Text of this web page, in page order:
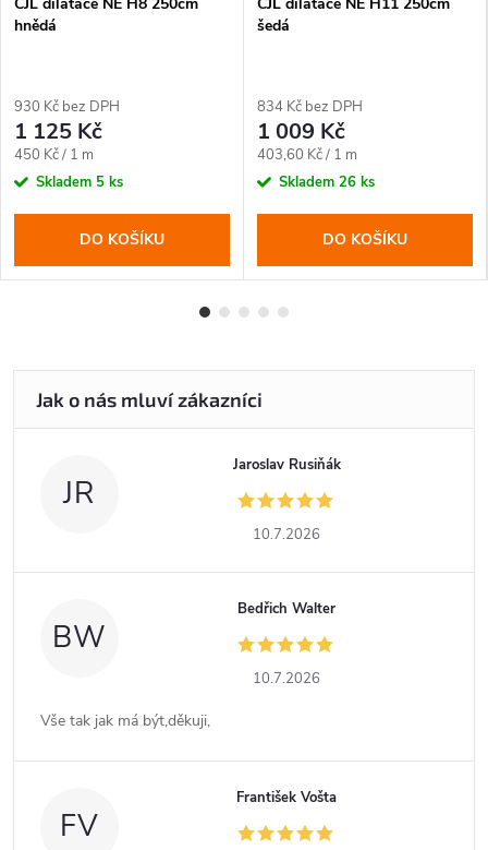
hnědá
930 Kč bez DPH
1 125 Kč
Měrná
cena:
450 Kč / 1 m
Skladem 5 ks
DO KOŠÍKU
šedá
834 Kč bez DPH
1 009 Kč
Měrná
cena:
403,60 Kč / 1 m
Skladem 26 ks
DO KOŠÍKU
JR
Jaroslav Rusiňák
10.7.2026
BW
Bedřich Walter
10.7.2026
Vše tak jak má být,děkuji,
FV
František Vošta